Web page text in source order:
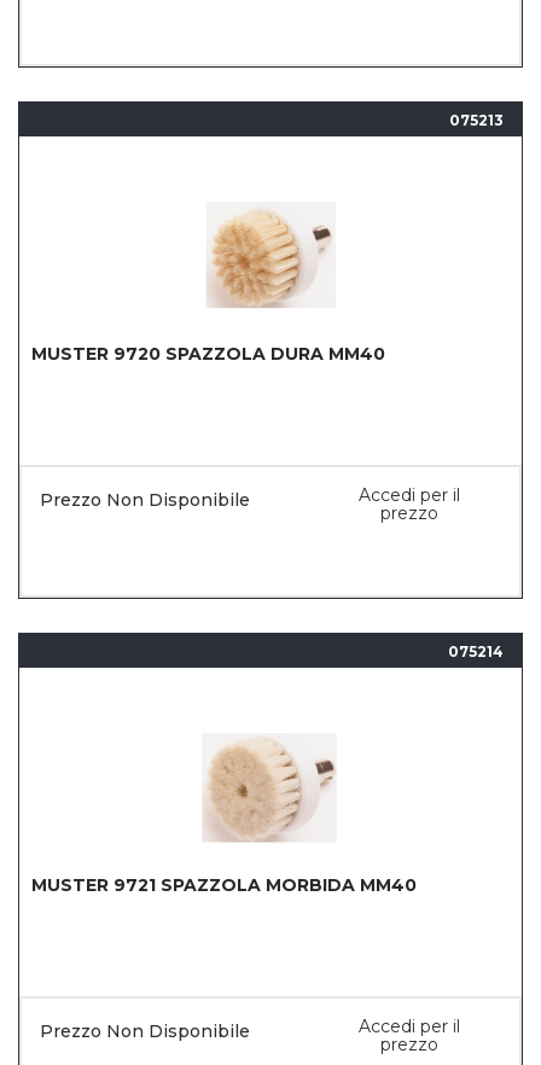
075213
MUSTER 9720 SPAZZOLA DURA MM40
Prezzo Non Disponibile
Accedi per il
prezzo
075214
MUSTER 9721 SPAZZOLA MORBIDA MM40
Prezzo Non Disponibile
Accedi per il
prezzo